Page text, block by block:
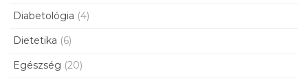
Diabetológia (4)
Dietetika (6)
Egészség (20)